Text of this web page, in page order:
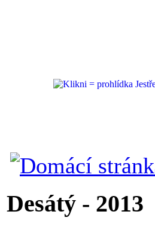
Desátý - 2013